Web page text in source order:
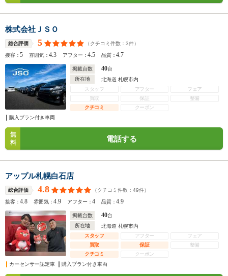
株式会社ＪＳＯ
総合評価 5 （クチコミ件数： 3件）
接客：5 雰囲気：4.3 アフター：4.5 品質：4.7
掲載台数 40台
所在地
北海道 札幌市内
スタッフ
アフター
フェア
買取
保証
整備
クチコミ
クーポン
購入プラン付き車両
無
料
電話する
アップル札幌白石店
総合評価 4.8 （クチコミ件数： 49件）
接客：4.8 雰囲気：4.9 アフター：4 品質：4.9
掲載台数 40台
所在地
北海道 札幌市内
スタッフ
アフター
フェア
買取
保証
整備
クチコミ
クーポン
カーセンサー認定車
購入プラン付き車両